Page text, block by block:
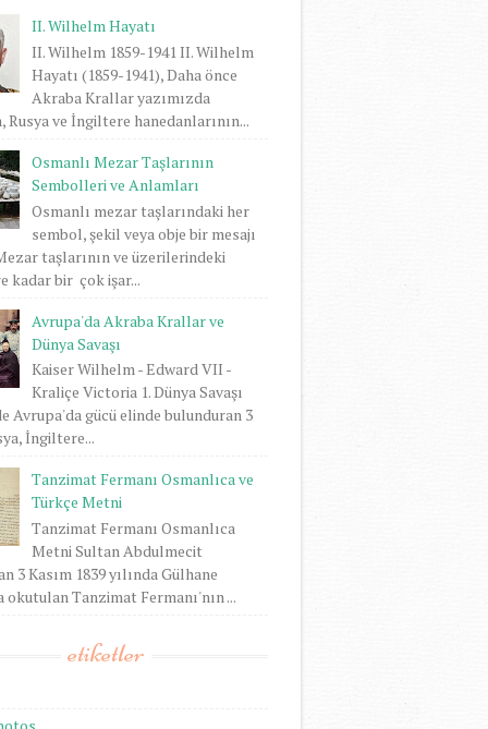
II. Wilhelm Hayatı
II. Wilhelm 1859-1941 II. Wilhelm
Hayatı (1859-1941), Daha önce
Akraba Krallar yazımızda
Rusya ve İngiltere hanedanlarının...
Osmanlı Mezar Taşlarının
Sembolleri ve Anlamları
Osmanlı mezar taşlarındaki her
sembol, şekil veya obje bir mesajı
taşlarının ve üzerilerindeki
kadar bir çok işar...
Avrupa'da Akraba Krallar ve
Dünya Savaşı
Kaiser Wilhelm - Edward VII -
Kraliçe Victoria 1. Dünya Savaşı
Avrupa'da gücü elinde bulunduran 3
İngiltere...
Tanzimat Fermanı Osmanlıca ve
Türkçe Metni
Tanzimat Fermanı Osmanlıca
Metni Sultan Abdulmecit
3 Kasım 1839 yılında Gülhane
okutulan Tanzimat Fermanı'nın ...
etiketler